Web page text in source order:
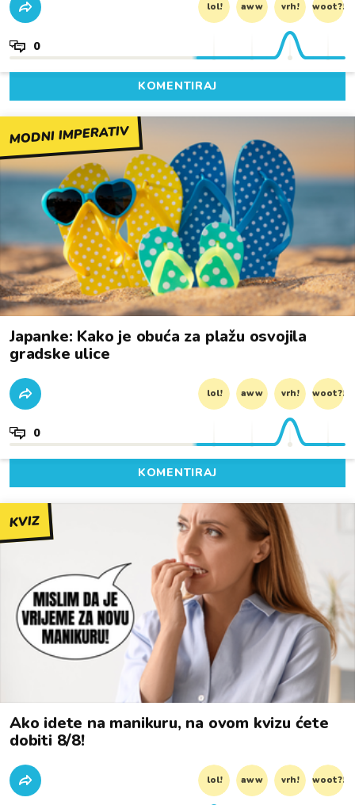
lol! aww vrh! woot?!
0
KOMENTIRAJ
MODNI IMPERATIV
Japanke: Kako je obuća za plažu osvojila
gradske ulice
lol! aww vrh! woot?!
0
KOMENTIRAJ
KVIZ
Ako idete na manikuru, na ovom kvizu ćete
dobiti 8/8!
lol! aww vrh! woot?!